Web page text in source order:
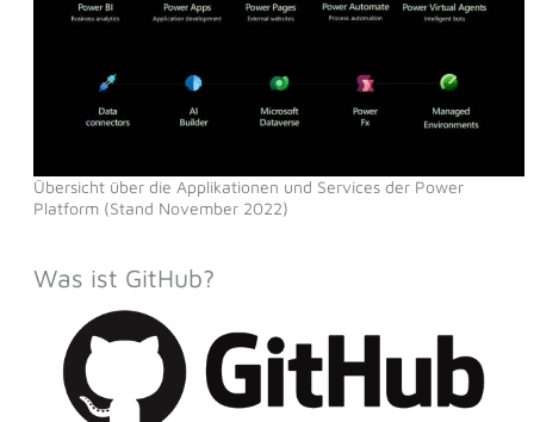
Übersicht über die Applikationen und Services der Power
Platform (Stand November 2022)
Was ist GitHub?